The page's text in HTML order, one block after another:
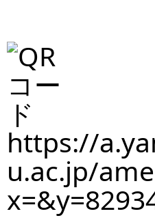
https://
u.ac.jp/